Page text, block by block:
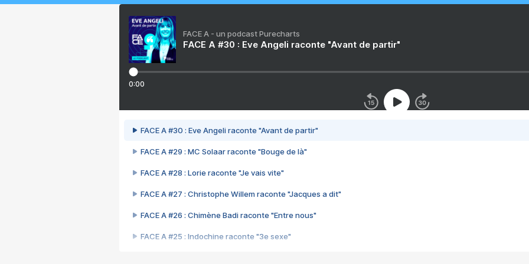
FACE A - un podcast Purecharts
FACE A #30 : Eve Angeli raconte "Avant de partir"
0:00
FACE A #30 : Eve Angeli raconte "Avant de partir"
FACE A #29 : MC Solaar raconte "Bouge de là"
FACE A #28 : Lorie raconte "Je vais vite"
FACE A #27 : Christophe Willem raconte "Jacques a dit"
FACE A #26 : Chimène Badi raconte "Entre nous"
FACE A #25 : Indochine raconte "3e sexe"